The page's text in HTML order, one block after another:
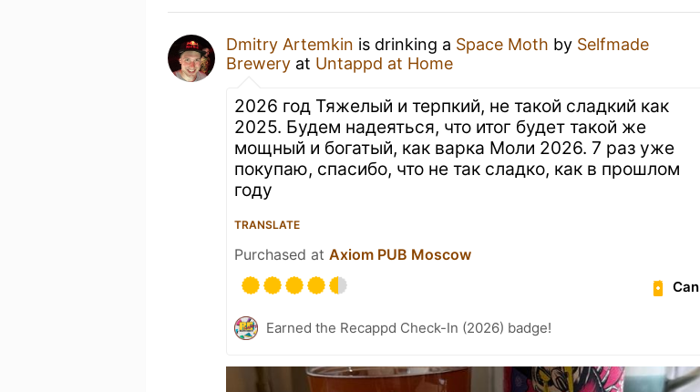
Dmitry Artemkin is drinking a Space Moth by Selfmade
Brewery at Untappd at Home
2026 год Тяжелый и терпкий, не такой сладкий как
2025. Будем надеяться, что итог будет такой же
мощный и богатый, как варка Моли 2026. 7 раз уже
покупаю, спасибо, что не так сладко, как в прошлом
году
TRANSLATE
Purchased at Axiom PUB Moscow
Can
Earned the Recappd Check-In (2026) badge!